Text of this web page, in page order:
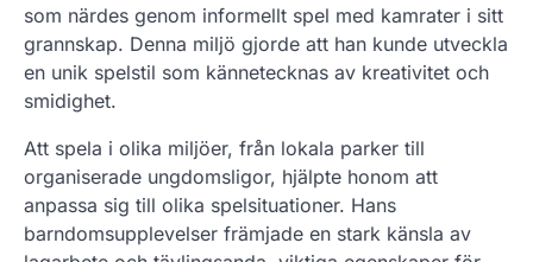
som närdes genom informellt spel med kamrater i sitt
grannskap. Denna miljö gjorde att han kunde utveckla
en unik spelstil som kännetecknas av kreativitet och
smidighet.
Att spela i olika miljöer, från lokala parker till
organiserade ungdomsligor, hjälpte honom att
anpassa sig till olika spelsituationer. Hans
barndomsupplevelser främjade en stark känsla av